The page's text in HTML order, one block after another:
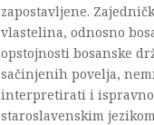
zapostavljene.
vlastelina, odnosno
opstojnosti bosanske
sačinjenih povelja,
interpretirati i
staroslavenskim